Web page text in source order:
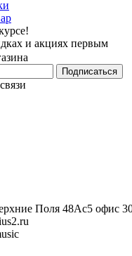
и акциях первым
Поля 48Ас5 офис